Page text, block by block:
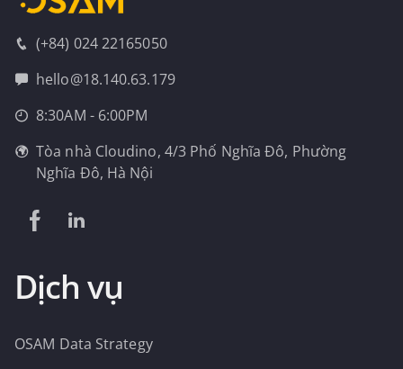
(+84) 024 22165050
hello@18.140.63.179
8:30AM - 6:00PM
Tòa nhà Cloudino, 4/3 Phố Nghĩa Đô, Phường
Nghĩa Đô, Hà Nội
Dịch vụ
OSAM Data Strategy